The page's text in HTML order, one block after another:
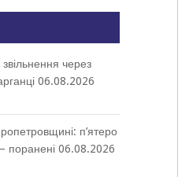
через
06.08.2026
п’ятеро
поранені 06.08.2026